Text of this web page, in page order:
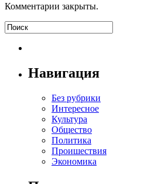
Комментарии закрыты.
Навигация
Без рубрики
Интересное
Культура
Общество
Политика
Проишествия
Экономика